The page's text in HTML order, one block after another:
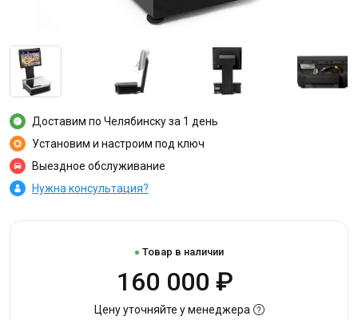
Доставим по Челябинску за 1 день
Установим и настроим под ключ
Выездное обслуживание
Нужна консультация?
Товар в наличии
160 000 ₽
Цену уточняйте у менеджера